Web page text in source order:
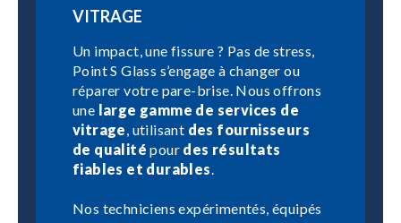
VITRAGE
Un impact, une fissure ? Pas de stress,
Point S Glass s’engage à changer ou
réparer votre pare-brise. Nous offrons
une large gamme de services de
vitrage , utilisant des fournisseurs
de qualité pour des résultats
fiables et durables
Nos techniciens expérimentés, équipés